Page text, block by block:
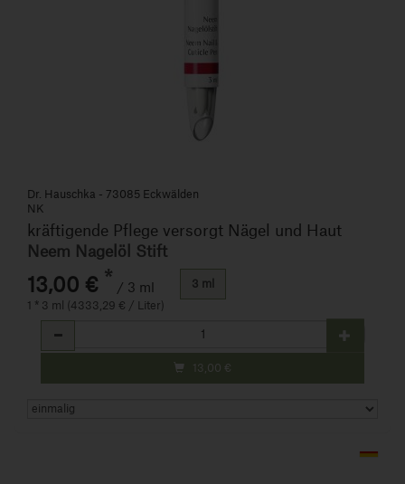
Dr. Hauschka - 73085 Eckwälden
NK
kräftigende Pflege versorgt Nägel und Haut
Neem Nagelöl Stift
13,00 € * / 3 ml
1 * 3 ml (4333,29 € / Liter)
3 ml
Anzahl
13,00 €